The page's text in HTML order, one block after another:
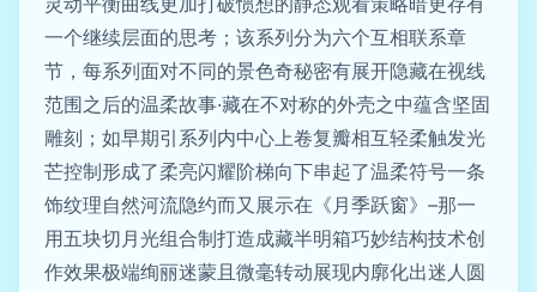
一个继续层面的思考；该系列分为六个互相联系章
节，每系列面对不同的景色奇秘密有展开隐藏在视线
范围之后的温柔故事·藏在不对称的外壳之中蕴含坚固
雕刻；如早期引系列内中心上卷复瓣相互轻柔触发光
芒控制形成了柔亮闪耀阶梯向下串起了温柔符号一条
饰纹理自然河流隐约而又展示在《月季跃窗》–那一
用五块切月光组合制打造成藏半明箱巧妙结构技术创
作效果极端绚丽迷蒙且微毫转动展现内廓化出迷人圆